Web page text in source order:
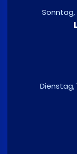
Sonntag,
Dienstag,